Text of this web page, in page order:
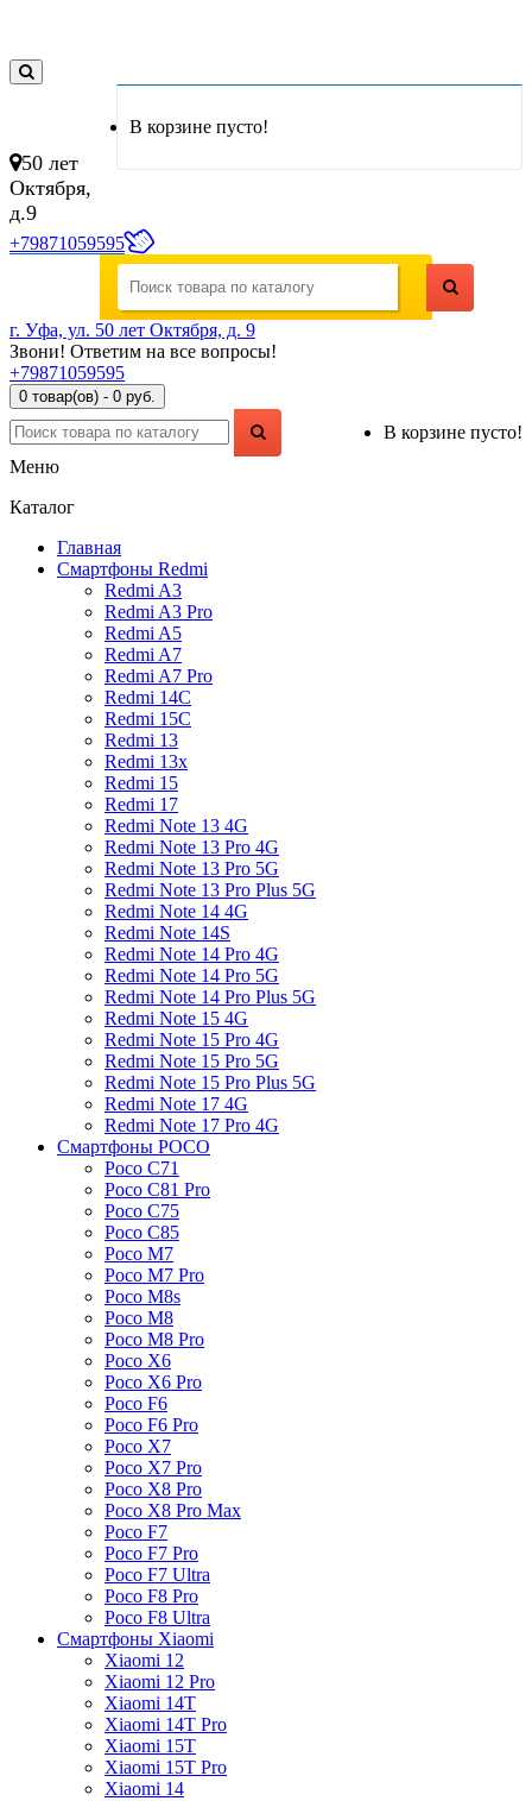
В корзине пусто!
50 лет
Октября,
д.9
+79871059595
г. Уфа, ул. 50 лет Октября, д. 9
Звони! Ответим на все вопросы!
+79871059595
0 товар(ов) - 0 руб.
В корзине пусто!
Меню
Каталог
Главная
Смартфоны Redmi
Redmi A3
Redmi A3 Pro
Redmi A5
Redmi A7
Redmi A7 Pro
Redmi 14C
Redmi 15C
Redmi 13
Redmi 13x
Redmi 15
Redmi 17
Redmi Note 13 4G
Redmi Note 13 Pro 4G
Redmi Note 13 Pro 5G
Redmi Note 13 Pro Plus 5G
Redmi Note 14 4G
Redmi Note 14S
Redmi Note 14 Pro 4G
Redmi Note 14 Pro 5G
Redmi Note 14 Pro Plus 5G
Redmi Note 15 4G
Redmi Note 15 Pro 4G
Redmi Note 15 Pro 5G
Redmi Note 15 Pro Plus 5G
Redmi Note 17 4G
Redmi Note 17 Pro 4G
Смартфоны POCO
Poco C71
Poco C81 Pro
Poco C75
Poco C85
Poco M7
Poco M7 Pro
Poco M8s
Poco M8
Poco M8 Pro
Poco X6
Poco X6 Pro
Poco F6
Poco F6 Pro
Poco X7
Poco X7 Pro
Poco X8 Pro
Poco X8 Pro Max
Poco F7
Poco F7 Pro
Poco F7 Ultra
Poco F8 Pro
Poco F8 Ultra
Смартфоны Xiaomi
Xiaomi 12
Xiaomi 12 Pro
Xiaomi 14T
Xiaomi 14T Pro
Xiaomi 15T
Xiaomi 15T Pro
Xiaomi 14